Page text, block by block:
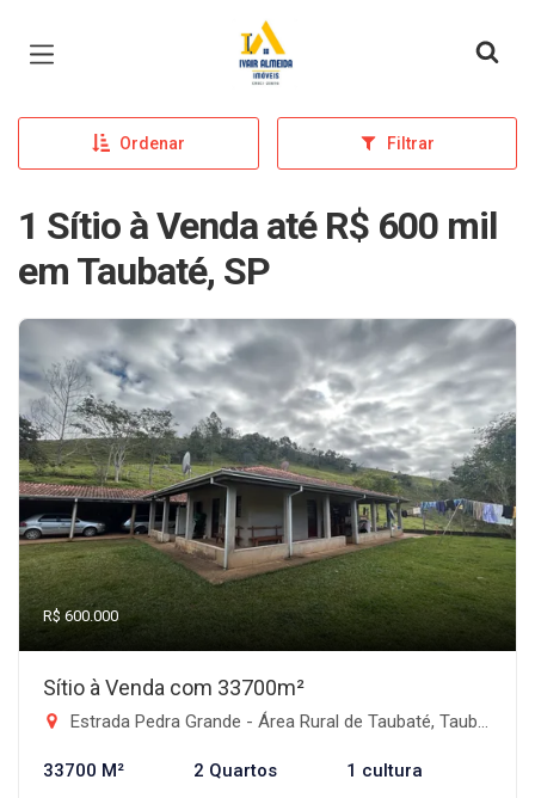
Página inicial
Ordenar Filtrar
1 Sítio à Venda até R$ 600 mil
em Taubaté, SP
R$ 600.000
Sítio à Venda com 33700m²
Estrada Pedra Grande - Área Rural de Taubaté, Taubaté-SP
33700 M² 2 Quartos 1 cultura